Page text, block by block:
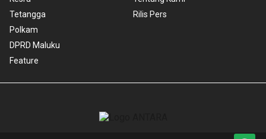
Tetangga
Polkam
DPRD Maluku
Feature
Rilis Pers